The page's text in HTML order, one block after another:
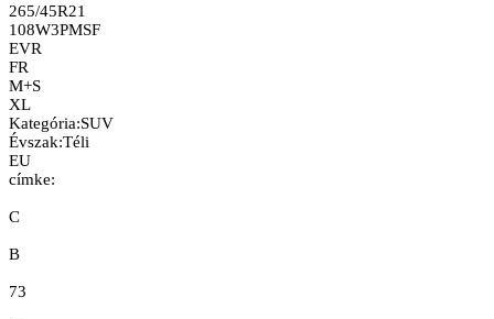
265/45R21
108W3PMSF
EVR
FR
M+S
XL
Kategória:SUV
Évszak:Téli
EU
címke:
C
B
73